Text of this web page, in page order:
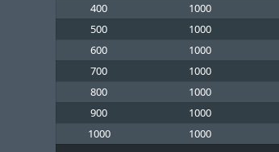
400
1000
500
1000
600
1000
700
1000
800
1000
900
1000
1000
1000